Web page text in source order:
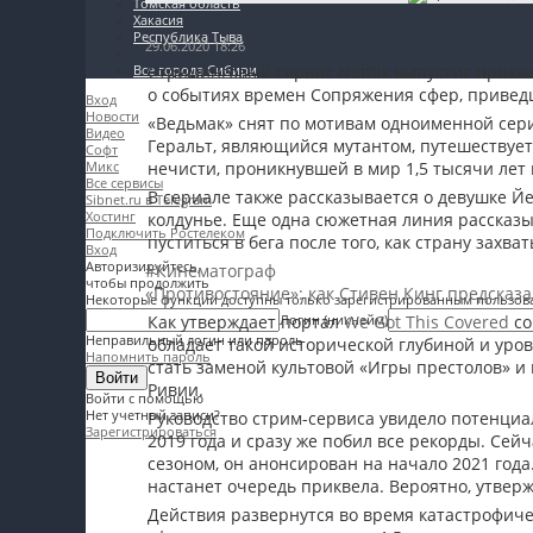
Томская область
Хакасия
Республика Тыва
Все города Сибири
Вход
Новости
Видео
Софт
Микс
Все сервисы
Sibnet.ru в Telegram
Хостинг
Подключить Ростелеком
Вход
Авторизируйтесь,
чтобы продолжить
Некоторые функции доступны только зарегистрированным
Логин (никнейм)
Неправильный логин или пароль
Напомнить пароль
Войти
Войти с помощью
Нет учетный записи?
Зарегистрироваться
Мои материалы
Мои места
Моя личная афиша
Перечитать
29.06.2020 18:26
Стриминговый сервис Netflix выпустит
о событиях времен Сопряжения сфер,
«Ведьмак» снят по мотивам одноименной
Геральт, являющийся мутантом,
нечисти, проникнувшей в мир 1,5 тысячи
В сериале также рассказывается о девушке
колдунье. Еще одна сюжетная линия
пуститься в бега после того, как страну
#Кинематограф
«Противостояние»: как Стивен Кинг
Как утверждает порталWe Got This Covered
обладает такой исторической глубиной и
стать заменой культовой «Игры престолов»
Ривии.
Руководство стрим-сервиса увидело
2019 года и сразу же побил все рекорды.
сезоном, он анонсирован на начало 2021
настанет очередь приквела. Вероятно,
Действия развернутся во время